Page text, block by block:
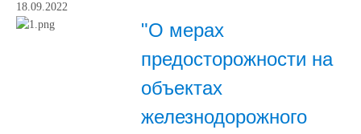
18.09.2022
"О мерах
предосторожности на
объектах
железнодорожного